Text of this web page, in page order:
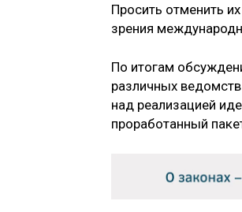
Просить отменить
зрения
По итогам
различных
над реализацией
проработанный